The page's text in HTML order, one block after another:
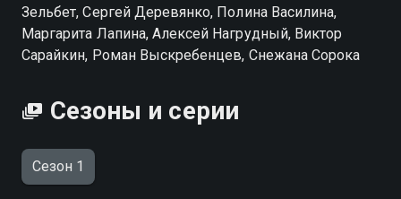
Зельбет, Сергей Деревянко, Полина Василина,
Маргарита Лапина, Алексей Нагрудный, Виктор
Сарайкин, Роман Выскребенцев, Снежана Сорока
Сезоны и серии
Сезон 1